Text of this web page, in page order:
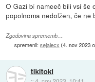
O Gazi bi nameeč bili vsi še
popolnoma nedolžen, če ne
Zgodovina sprememb…
spremenil:sejalecx (4. nov 2023
tikitoki